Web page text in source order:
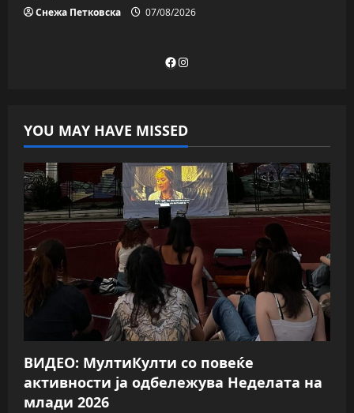
Снежа Петковска 07/08/2026
Facebook
Instagram
YOU MAY HAVE MISSED
ВИДЕО: МултиКулти со повеќе
активности ја одбележува Неделата на
млади 2026